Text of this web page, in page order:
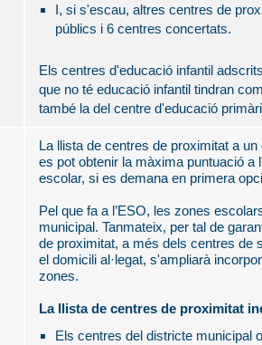
I, si s'escau, altres centres de
públics i 6 centres concertats.
Els centres d'educació infantil
que no té educació infantil tindran
també la del centre d'educació
La llista de centres de proximitat a
es pot obtenir la màxima puntuació a
escolar, si es demana en primera
Pel que fa a l’ESO, les zones
municipal. Tanmateix, per tal de
de proximitat, a més dels centres de
el domicili al·legat, s'ampliarà
zones.
La llista de centres de proximitat
Els centres del districte municipal